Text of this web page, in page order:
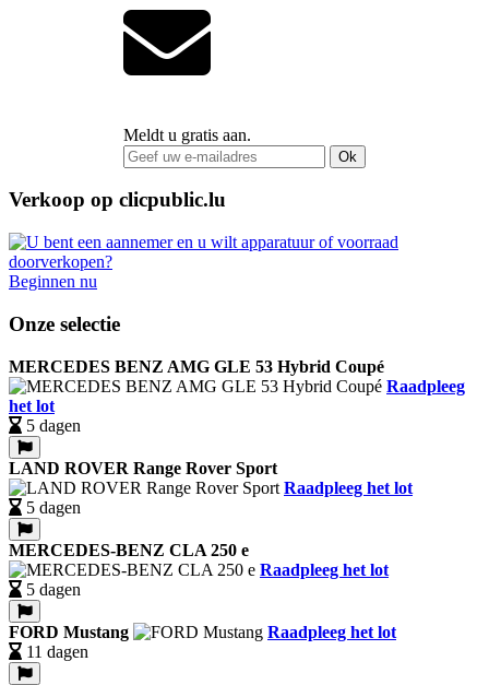
Meldt u gratis aan.
Ok
Verkoop op clicpublic.lu
Beginnen nu
Onze selectie
MERCEDES BENZ AMG GLE 53 Hybrid Coupé
Raadpleeg
het lot
5 dagen
LAND ROVER Range Rover Sport
Raadpleeg het lot
5 dagen
MERCEDES-BENZ CLA 250 e
Raadpleeg het lot
5 dagen
FORD Mustang
Raadpleeg het lot
11 dagen